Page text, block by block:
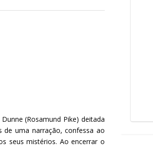
(Rosamund Pike) deitada
de uma narração, confessa ao
seus mistérios. Ao encerrar o